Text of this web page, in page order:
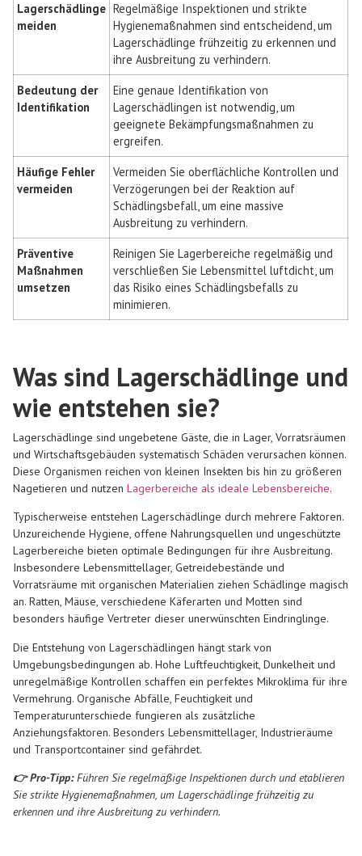
Lagerschädlinge
meiden
Regelmäßige Inspektionen und strikte
Hygienemaßnahmen sind entscheidend, um
Lagerschädlinge frühzeitig zu erkennen und
ihre Ausbreitung zu verhindern.
Bedeutung der
Identifikation
Eine genaue Identifikation von
Lagerschädlingen ist notwendig, um
geeignete Bekämpfungsmaßnahmen zu
ergreifen.
Häufige Fehler
vermeiden
Vermeiden Sie oberflächliche Kontrollen und
Verzögerungen bei der Reaktion auf
Schädlingsbefall, um eine massive
Ausbreitung zu verhindern.
Präventive
Maßnahmen
umsetzen
Reinigen Sie Lagerbereiche regelmäßig und
verschließen Sie Lebensmittel luftdicht, um
das Risiko eines Schädlingsbefalls zu
minimieren.
Was sind Lagerschädlinge und
wie entstehen sie?
Lagerschädlinge sind ungebetene Gäste, die in Lager, Vorratsräumen
und Wirtschaftsgebäuden systematisch Schäden verursachen können.
Diese Organismen reichen von kleinen Insekten bis hin zu größeren
Nagetieren und nutzen Lagerbereiche als ideale Lebensbereiche.
Typischerweise entstehen Lagerschädlinge durch mehrere Faktoren.
Unzureichende Hygiene, offene Nahrungsquellen und ungeschützte
Lagerbereiche bieten optimale Bedingungen für ihre Ausbreitung.
Insbesondere Lebensmittellager, Getreidebestände und
Vorratsräume mit organischen Materialien ziehen Schädlinge magisch
an. Ratten, Mäuse, verschiedene Käferarten und Motten sind
besonders häufige Vertreter dieser unerwünschten Eindringlinge.
Die Entstehung von Lagerschädlingen hängt stark von
Umgebungsbedingungen ab. Hohe Luftfeuchtigkeit, Dunkelheit und
unregelmäßige Kontrollen schaffen ein perfektes Mikroklima für ihre
Vermehrung. Organische Abfälle, Feuchtigkeit und
Temperaturunterschiede fungieren als zusätzliche
Anziehungsfaktoren. Besonders Lebensmittellager, Industrieräume
und Transportcontainer sind gefährdet.
👉 Pro-Tipp: Führen Sie regelmäßige Inspektionen durch und etablieren
Sie strikte Hygienemaßnahmen, um Lagerschädlinge frühzeitig zu
erkennen und ihre Ausbreitung zu verhindern.